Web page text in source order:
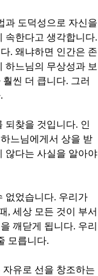
과 도덕성으로 자신을
속한다고 생각합니다.
. 왜냐하면 인간은 존
하느님의 무상성과 보
훨씬 더 큽니다. 그러
.
되찾을 것입니다. 인
느님에게서 상을 받
않다는 사실을 알아야
없었습니다. 우리가
, 세상 모든 것이 부서
깨닫게 됩니다. 우리
모릅니다.
유로 선을 창조하는